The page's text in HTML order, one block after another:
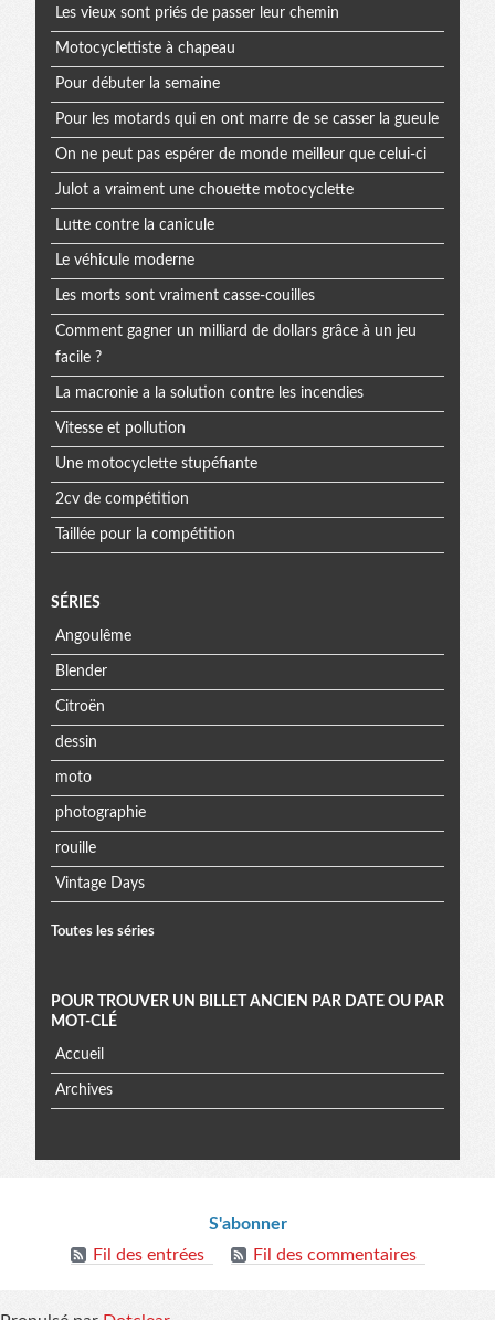
Les vieux sont priés de passer leur chemin
Motocyclettiste à chapeau
Pour débuter la semaine
Pour les motards qui en ont marre de se casser la gueule
On ne peut pas espérer de monde meilleur que celui-ci
Julot a vraiment une chouette motocyclette
Lutte contre la canicule
Le véhicule moderne
Les morts sont vraiment casse-couilles
Comment gagner un milliard de dollars grâce à un jeu
facile ?
La macronie a la solution contre les incendies
Vitesse et pollution
Une motocyclette stupéfiante
2cv de compétition
Taillée pour la compétition
SÉRIES
Angoulême
Blender
Citroën
dessin
moto
photographie
rouille
Vintage Days
Toutes les séries
POUR TROUVER UN BILLET ANCIEN PAR DATE OU PAR
MOT-CLÉ
Accueil
Archives
Informations
S'abonner
Fil des entrées
Fil des commentaires